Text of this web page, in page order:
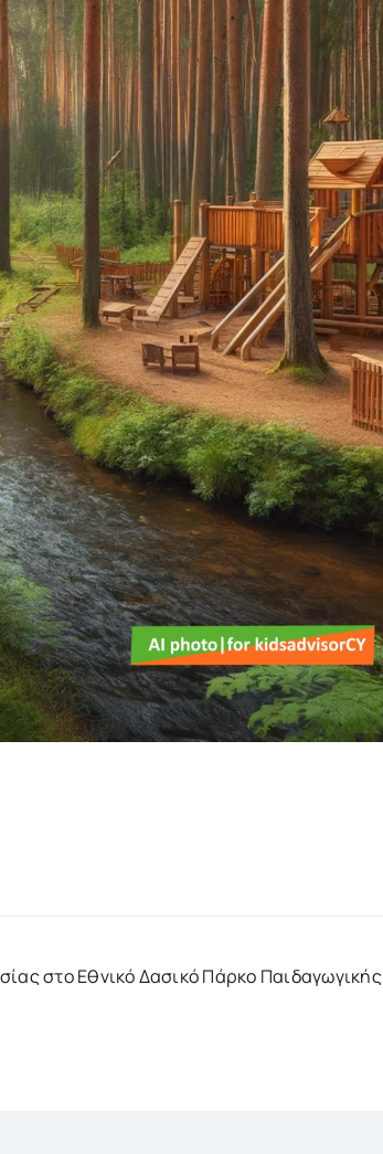
στο Εθνικό Δασικό Πάρκο Παιδαγωγικής